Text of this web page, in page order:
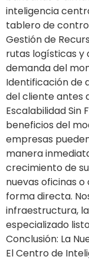
inteligencia
tablero de
Gestión de
rutas logísticas y
demanda del
Identificación de
del cliente antes
Escalabilidad Sin
beneficios del
empresas
manera
crecimiento de
nuevas oficinas
forma directa.
infraestructura,
especializado
Conclusión: La
El Centro de